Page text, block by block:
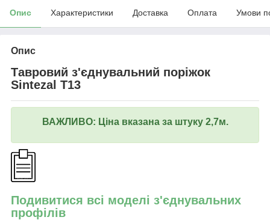
Опис Характеристики Доставка Оплата Умови
Опис
Тавровий з'єднувальний поріжок
Sintezal T13
ВАЖЛИВО: Ціна вказана за штуку 2,7м.
Подивитися всі моделі з'єднувальних
профілів